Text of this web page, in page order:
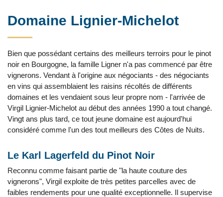
Domaine Lignier-Michelot
Bien que possédant certains des meilleurs terroirs pour le pinot
noir en Bourgogne, la famille Ligner n'a pas commencé par être
vignerons. Vendant à l'origine aux négociants - des négociants
en vins qui assemblaient les raisins récoltés de différents
domaines et les vendaient sous leur propre nom - l'arrivée de
Virgil Lignier-Michelot au début des années 1990 a tout changé.
Vingt ans plus tard, ce tout jeune domaine est aujourd'hui
considéré comme l'un des tout meilleurs des Côtes de Nuits.
Le Karl Lagerfeld du Pinot Noir
Reconnu comme faisant partie de "la haute couture des
vignerons", Virgil exploite de très petites parcelles avec de
faibles rendements pour une qualité exceptionnelle. Il supervise